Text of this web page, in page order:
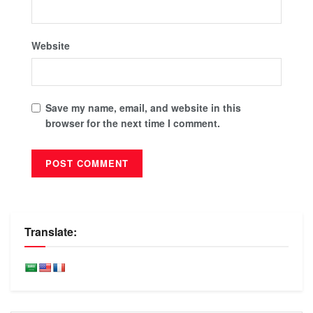
Website
Save my name, email, and website in this
browser for the next time I comment.
Translate: